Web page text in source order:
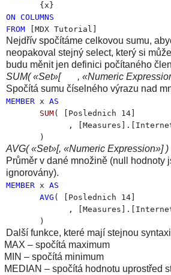
{x}
ON COLUMNS
FROM [MDX Tutorial]
Nejdřív spočítáme celkovou sumu,
neopakoval stejný select, který si
budu měnit jen definici počítaného
SUM( «Set»[ , «Numeric
Spočítá sumu číselného výrazu nad
MEMBER x AS
SUM( [Poslednich 14]
, [Measures].[Internet
)
AVG( «Set»[, «Numeric Expression»] )
Průměr v dané množině (null hodnoty
ignorovány).
MEMBER x AS
AVG ( [Poslednich 14]
, [Measures].[Internet
)
Další funkce, které mají stejnou
MAX – spočítá maximum
MIN – spočítá minimum
MEDIAN – spočítá hodnotu uprostřed